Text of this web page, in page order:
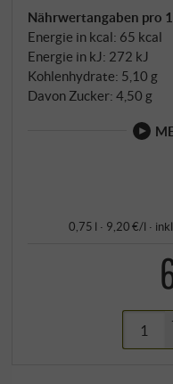
Nährwertangaben pro
Energie in kcal: 65 kcal
Energie in kJ: 272 kJ
Kohlenhydrate: 5,10 g
Davon Zucker: 4,50 g
0,75 l · 9,20 €/l ·